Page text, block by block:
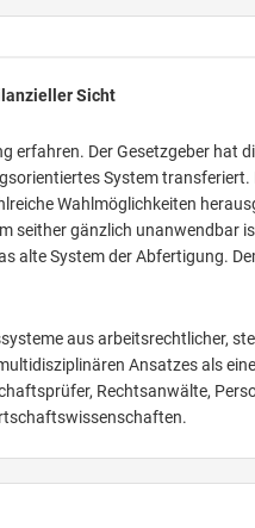
Sicht
erfahren. Der Gesetzgeber hat
System transferiert.
Wahlmöglichkeiten
seither gänzlich unanwendbar
alte System der Abfertigung.
aus arbeitsrechtlicher,
Ansatzes als
Rechtsanwälte,